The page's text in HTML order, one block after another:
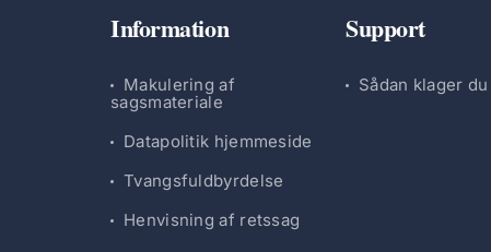
Information
Makulering af
sagsmateriale
Datapolitik hjemmeside
Tvangsfuldbyrdelse
Henvisning af retssag
Support
Sådan klager du